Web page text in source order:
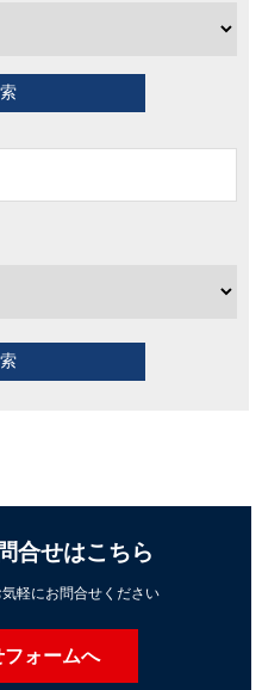
合せはこちら
軽にお問合せください
フォームへ